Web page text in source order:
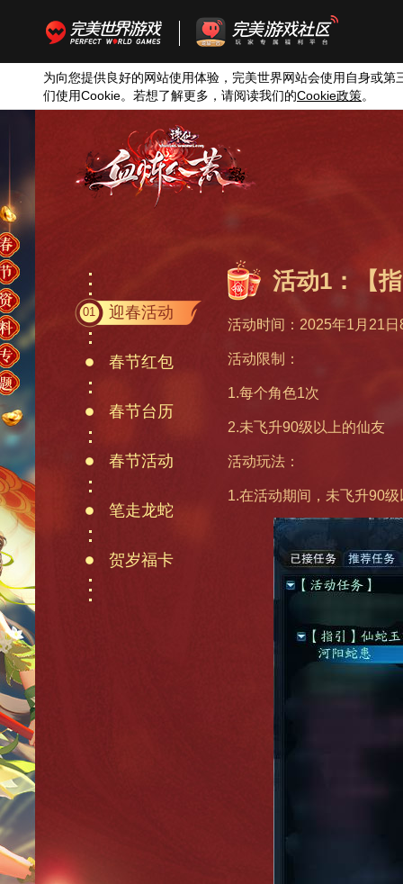
为向您提供良好的网站使用体验，完美世界网站会使用自身或第
们使用Cookie。若想了解更多，请阅读我们的Cookie政策。
全新外观
龙年限定
01 迎春活动
春节红包
春节台历
春节活动
笔走龙蛇
贺岁福卡
活动1：【
活动时间：2025年1月21
活动限制：
1.每个角色1次
2.未飞升90级以上的仙友
活动玩法：
1.在活动期间，未飞升90